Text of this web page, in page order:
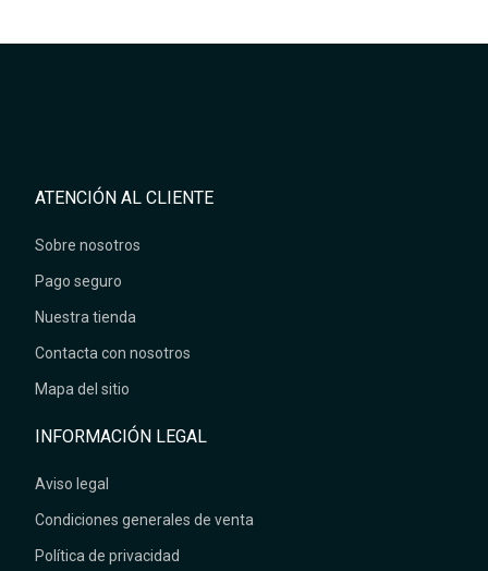
ATENCIÓN AL CLIENTE
Sobre nosotros
Pago seguro
Nuestra tienda
Contacta con nosotros
Mapa del sitio
INFORMACIÓN LEGAL
Aviso legal
Condiciones generales de venta
Política de privacidad